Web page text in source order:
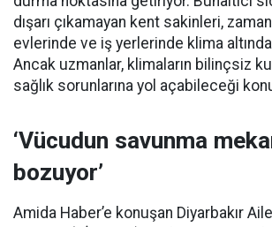
dışarı çıkamayan kent sakinleri,
evlerinde ve iş yerlerinde klima
Ancak uzmanlar, klimaların bilinçsiz
sağlık sorunlarına yol açabileceği
‘Vücudun savunma
bozuyor’
Amida Haber’e konuşan Diyarbakır